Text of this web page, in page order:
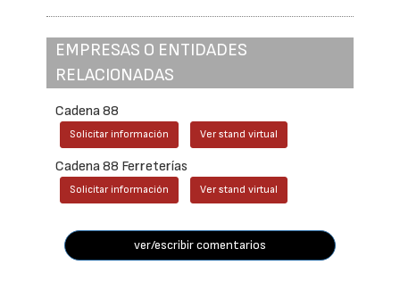
EMPRESAS O ENTIDADES
RELACIONADAS
Cadena 88
Solicitar información Ver stand virtual
Cadena 88 Ferreterías
Solicitar información Ver stand virtual
ver/escribir comentarios